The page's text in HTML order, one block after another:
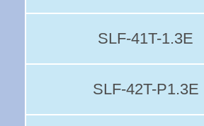
SLF-41T-1.3E
SLF-42T-P1.3E